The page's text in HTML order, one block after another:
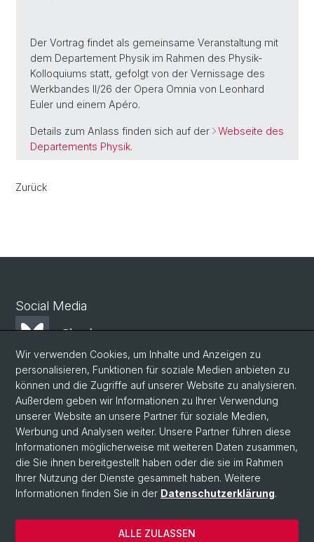
Der Vortrag findet als gemeinsame Veranstaltung mit
dem Departement Physik im Rahmen des Physik-
Kolloquiums statt, gefolgt von der Vernissage des
Werkbandes II/26 der Opera Omnia von Leonhard
Euler und einem Apéro.
Details zum Anlass finden sich auf der
Webseite des
Departements Physik.
Zurück
Social Media
Bluesky
Mastodon
LinkedIn
Instagram
© Universität Basel
Datenschutzerklärung
Wir verwenden Cookies, um Inhalte und Anzeigen zu
personalisieren, Funktionen für soziale Medien anbieten zu
können und die Zugriffe auf unserer Website zu analysieren.
Außerdem geben wir Informationen zu Ihrer Verwendung
unserer Website an unsere Partner für soziale Medien,
Werbung und Analysen weiter. Unsere Partner führen diese
Informationen möglicherweise mit weiteren Daten zusammen,
die Sie ihnen bereitgestellt haben oder die sie im Rahmen
Ihrer Nutzung der Dienste gesammelt haben. Weitere
Informationen finden Sie in der Datenschutzerklärung.
ALLE ZULASSEN